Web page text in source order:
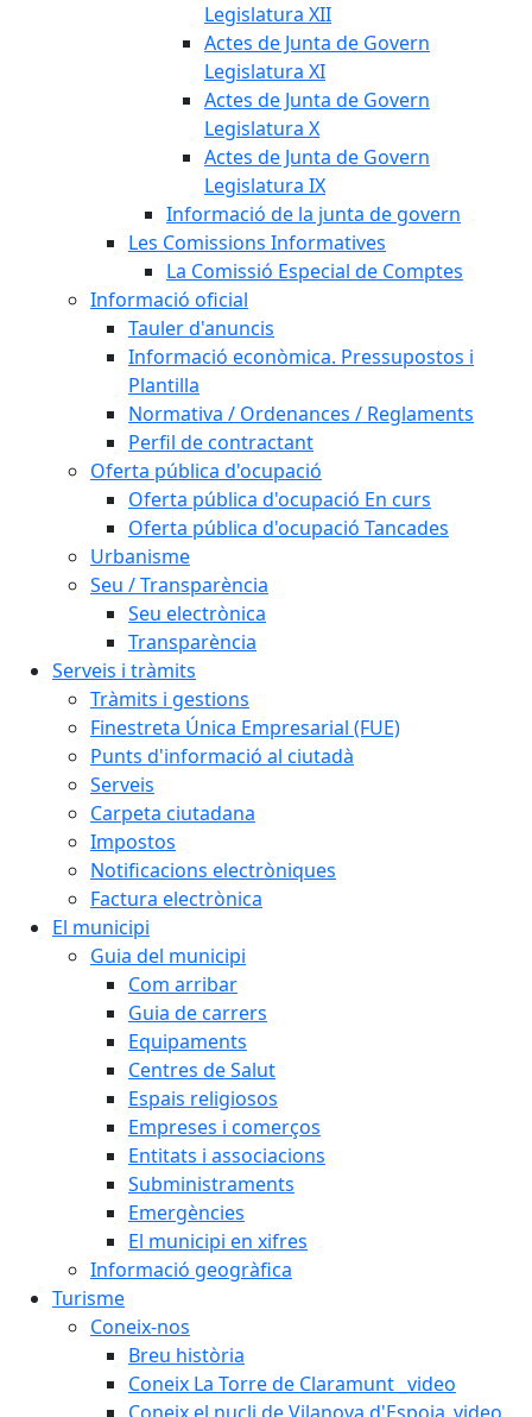
Legislatura XII
Actes de Junta de Govern
Legislatura XI
Actes de Junta de Govern
Legislatura X
Actes de Junta de Govern
Legislatura IX
Informació de la junta de govern
Les Comissions Informatives
La Comissió Especial de Comptes
Informació oficial
Tauler d'anuncis
Informació econòmica. Pressupostos i
Plantilla
Normativa / Ordenances / Reglaments
Perfil de contractant
Oferta pública d'ocupació
Oferta pública d'ocupació En curs
Oferta pública d'ocupació Tancades
Urbanisme
Seu / Transparència
Seu electrònica
Transparència
Serveis i tràmits
Tràmits i gestions
Finestreta Única Empresarial (FUE)
Punts d'informació al ciutadà
Serveis
Carpeta ciutadana
Impostos
Notificacions electròniques
Factura electrònica
El municipi
Guia del municipi
Com arribar
Guia de carrers
Equipaments
Centres de Salut
Espais religiosos
Empreses i comerços
Entitats i associacions
Subministraments
Emergències
El municipi en xifres
Informació geogràfica
Turisme
Coneix-nos
Breu història
Coneix La Torre de Claramunt _video